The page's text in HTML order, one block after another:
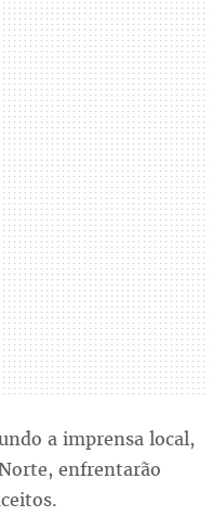
a imprensa local,
enfrentarão